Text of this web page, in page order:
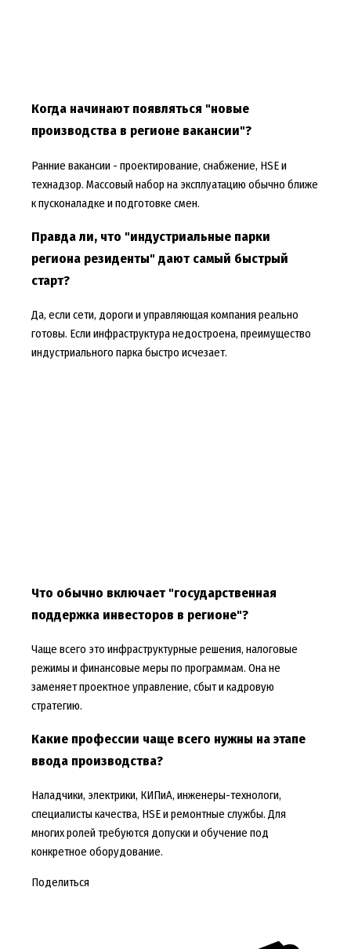
Когда начинают появляться "новые
производства в регионе вакансии"?
Ранние вакансии - проектирование, снабжение, HSE и
технадзор. Массовый набор на эксплуатацию обычно ближе
к пусконаладке и подготовке смен.
Правда ли, что "индустриальные парки
региона резиденты" дают самый быстрый
старт?
Да, если сети, дороги и управляющая компания реально
готовы. Если инфраструктура недостроена, преимущество
индустриального парка быстро исчезает.
Что обычно включает "государственная
поддержка инвесторов в регионе"?
Чаще всего это инфраструктурные решения, налоговые
режимы и финансовые меры по программам. Она не
заменяет проектное управление, сбыт и кадровую
стратегию.
Какие профессии чаще всего нужны на этапе
ввода производства?
Наладчики, электрики, КИПиА, инженеры-технологи,
специалисты качества, HSE и ремонтные службы. Для
многих ролей требуются допуски и обучение под
конкретное оборудование.
Поделиться